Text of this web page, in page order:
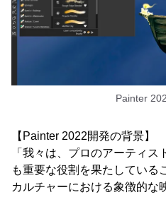
Painter
【Painter 2022開発の背景】
「我々は、プロのアーティ
も重要な役割を果たしている
カルチャーにおける象徴的な